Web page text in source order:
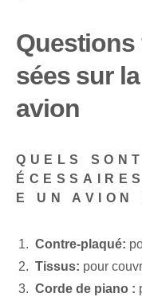
Questions
sées sur
avion
QUELS
E UN AVION
Contre-plaqué:
Tissus: pour
Corde de piano :